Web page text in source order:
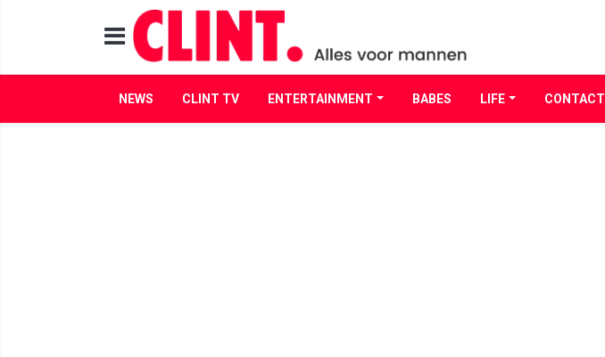
NEWS CLINT TV ENTERTAINMENT BABES LIFE CONTACT